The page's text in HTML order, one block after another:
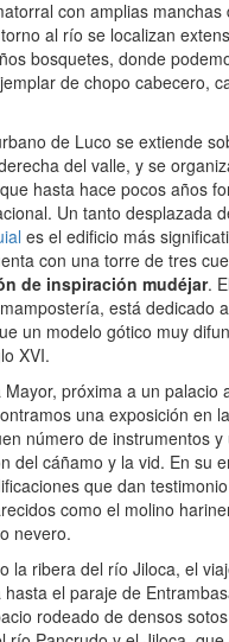
con amplias manchas
al río se localizan
bosquetes, donde
de chopo cabecero,
de Luco se extiende
del valle, y se
hasta hace pocos años
Un tanto desplazada
es el edificio más
con una torre de tres
de inspiración mudéjar.
está dedicado
un modelo gótico muy
XVI.
próxima a un palacio
una exposición en
número de instrumentos
del cáñamo y la vid. En su
que dan
como el molino
nevero.
la ribera del río Jiloca, el
el paraje de
rodeado de densos